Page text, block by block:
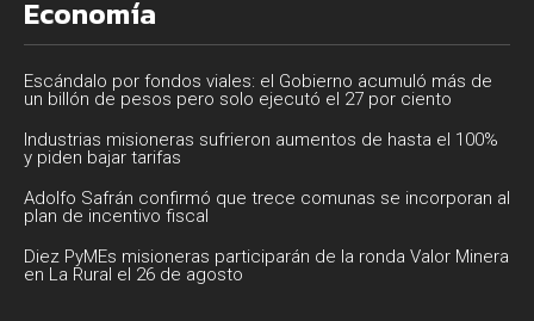
Economía
Escándalo por fondos viales: el Gobierno acumuló más de
un billón de pesos pero solo ejecutó el 27 por ciento
Industrias misioneras sufrieron aumentos de hasta el 100%
y piden bajar tarifas
Adolfo Safrán confirmó que trece comunas se incorporan al
plan de incentivo fiscal
Diez PyMEs misioneras participarán de la ronda Valor Minera
en La Rural el 26 de agosto